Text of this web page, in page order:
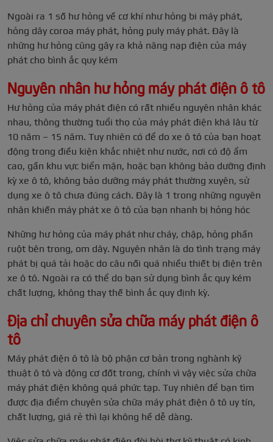
Ngoài ra 1 số hư hỏng về cơ khí như hỏng bi máy phát,
hỏng dây coroa máy phát, hỏng puly máy phát. Đây là
những hư hỏng cũng gây ra khả năng nạp điện của máy
phát cho bình ắc quy kém
Nguyên nhân hư hỏng máy phát điện ô tô
Hư hỏng của máy phát điện có rất nhiều nguyên nhân khác
nhau, thông thường tuổi thọ của máy phát điện khá lâu từ
10 năm – 15 năm. Tuy nhiên có để do xe ô tô của bạn hoạt
động trong điều kiện khắc nhiệt như nước, nơi có độ ẩm
cao, gần khu vực biển mặn, hoặc bạn không bảo dưỡng định
kỳ xe ô tô, không bảo dưỡng máy phát thường xuyên, sử
dụng xe ô tô chưa đúng cách. Đây là 1 trong những nguyên
nhân khiến máy phát xe ô tô của bạn nhanh bị hỏng hóc
Những hư hỏng của máy phát như cháy, chập, hỏng phần
ruột bên trong, om dây. Nguyên nhân là do tình trạng máy
phát bị quá tải hoặc do câu nối quá nhiều thiết bị điện trên
xe ô tô. Ngoài ra có thể do bạn sử dụng bình ắc quy kém
chất lượng, không thay thế bình ắc quy định kỳ.
Địa chỉ chuyên sửa chữa máy phát điện ô
tô
Máy phát điện ô tô là bộ phận cơ bản trong nghành kỹ
thuật ô tô và động cơ đốt trong, chính vì vậy việc sửa chữa
máy phát điện không quá phức tạp. Tuy nhiên để bạn tìm
được địa điểm chuyên sửa chữa máy phát điện ô tô uy tín,
chất lượng, giá rẻ thì lại không hề dễ dàng.